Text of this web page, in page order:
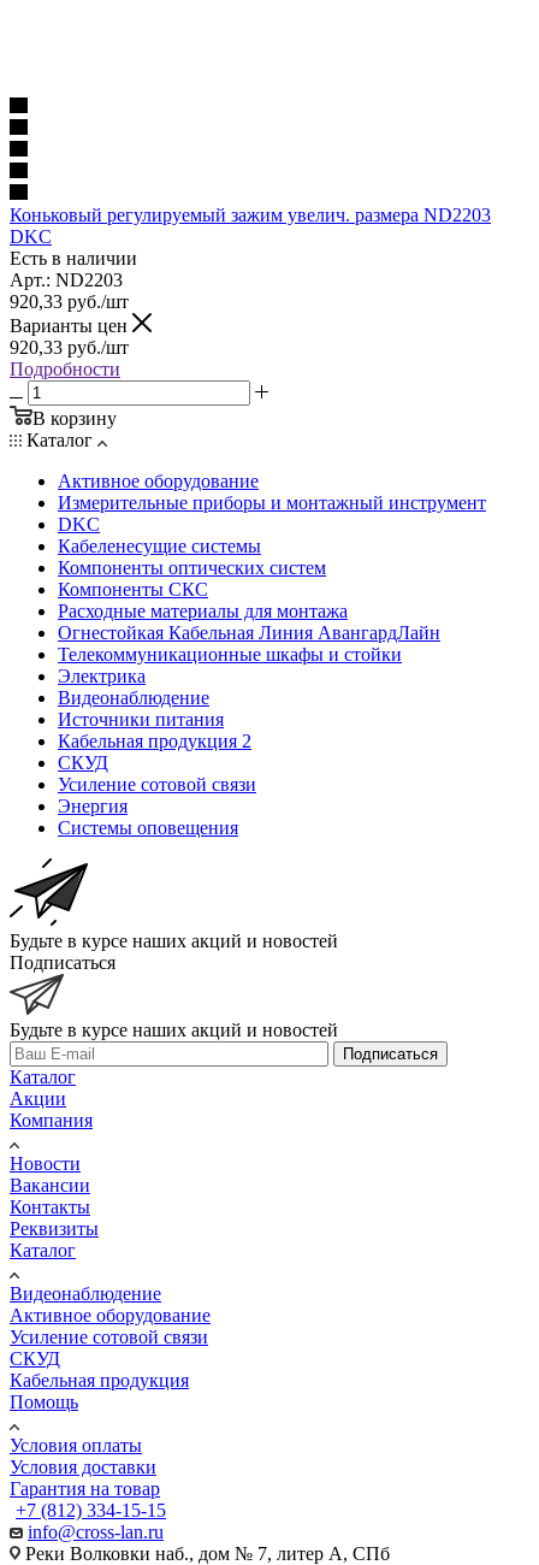
Коньковый регулируемый зажим увелич. размера ND2203
DKC
Есть в наличии
Арт.: ND2203
920,33 руб./шт
Варианты цен
920,33 руб./шт
Подробности
В корзину
Каталог
Активное оборудование
Измерительные приборы и монтажный инструмент
DKC
Кабеленесущие системы
Компоненты оптических систем
Компоненты СКС
Расходные материалы для монтажа
Огнестойкая Кабельная Линия АвангардЛайн
Телекоммуникационные шкафы и стойки
Электрика
Видеонаблюдение
Источники питания
Кабельная продукция 2
СКУД
Усиление сотовой связи
Энергия
Системы оповещения
Будьте в курсе наших акций и новостей
Подписаться
Будьте в курсе наших акций и новостей
Подписаться
Каталог
Акции
Компания
Новости
Вакансии
Контакты
Реквизиты
Каталог
Видеонаблюдение
Активное оборудование
Усиление сотовой связи
СКУД
Кабельная продукция
Помощь
Условия оплаты
Условия доставки
Гарантия на товар
+7 (812) 334-15-15
info@cross-lan.ru
Реки Волковки наб., дом № 7, литер А, СПб